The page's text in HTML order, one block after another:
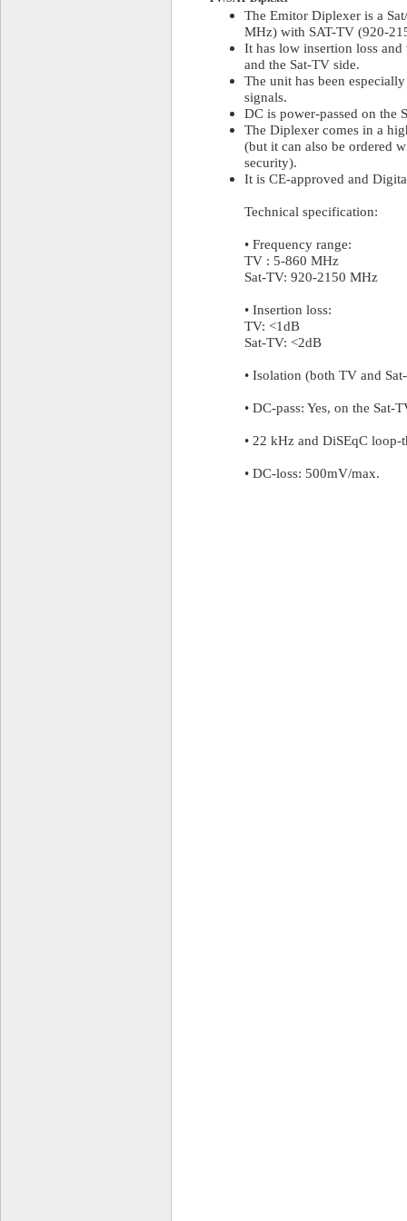
The Emitor Diplexer is a
MHz) with SAT-TV (920-
It has low insertion loss
and the Sat-TV side.
The unit has been
signals.
DC is power-passed on the
The Diplexer comes in a
(but it can also be ordered
security).
It is CE-approved and
Technical specification:
• Frequency range:
TV : 5-860 MHz
Sat-TV: 920-2150 MHz
• Insertion loss:
TV: <1dB
Sat-TV: <2dB
• Isolation (both TV and
• DC-pass: Yes, on the Sat-
• 22 kHz and DiSEqC
• DC-loss: 500mV/max.